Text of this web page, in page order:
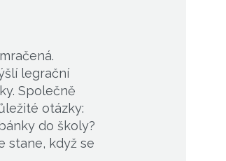
legrační
Společně
otázky:
do školy?
stane, když se